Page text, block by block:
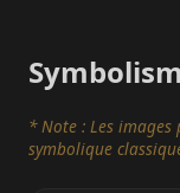
* Note : Les
symbolique